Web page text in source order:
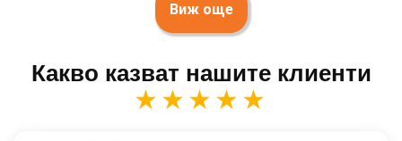
Виж още
Какво казват нашите клиенти
★★★★★